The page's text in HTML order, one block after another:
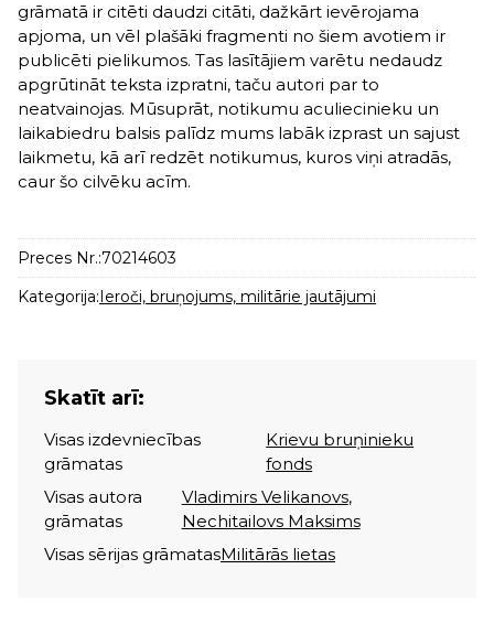
grāmatā ir citēti daudzi citāti, dažkārt ievērojama
apjoma, un vēl plašāki fragmenti no šiem avotiem ir
publicēti pielikumos. Tas lasītājiem varētu nedaudz
apgrūtināt teksta izpratni, taču autori par to
neatvainojas. Mūsuprāt, notikumu aculiecinieku un
laikabiedru balsis palīdz mums labāk izprast un sajust
laikmetu, kā arī redzēt notikumus, kuros viņi atradās,
caur šo cilvēku acīm.
Preces Nr.:70214603
Kategorija:Ieroči, bruņojums, militārie jautājumi
Skatīt arī:
Visas izdevniecības
grāmatas
Krievu bruņinieku
fonds
Visas autora
grāmatas
Vladimirs Velikanovs,
Nechitailovs Maksims
Visas sērijas grāmatasMilitārās lietas